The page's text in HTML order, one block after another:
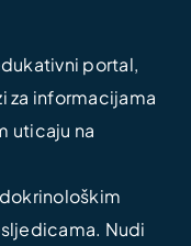
portal,
za informacijama
uticaju na
Nudi